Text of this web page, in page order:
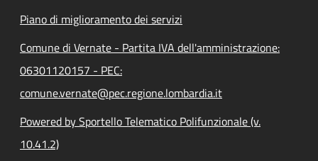
Piano di miglioramento dei servizi
Comune di Vernate - Partita IVA dell'amministrazione:
06301120157 - PEC:
comune.vernate@pec.regione.lombardia.it
Powered by Sportello Telematico Polifunzionale (v.
10.41.2)